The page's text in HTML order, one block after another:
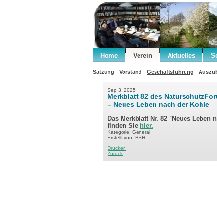
Home Verein Aktuelles
Satzung Vorstand Geschäftsführung
Sep 3, 2025
Merkblatt 82 des
– Neues Leben nach der Kohle
Das Merkblatt Nr. 82 "Neues Leben
finden Sie hier.
Kategorie: General
Erstellt von: BSH
Drucken
Zurück